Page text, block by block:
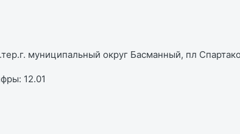
муниципальный округ Басманный, пл
12.01